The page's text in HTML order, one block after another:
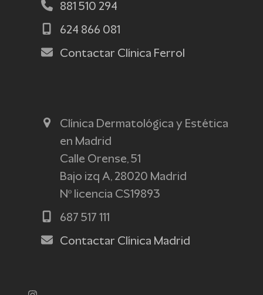
881 510 294
624 866 081
Contactar Clínica Ferrol
Clínica Dermatológica y Estética
en Madrid
Calle Orense, 51
Bajo izq A, 28020 Madrid
Nº licencia CS19893
687 517 111
Contactar Clínica Madrid